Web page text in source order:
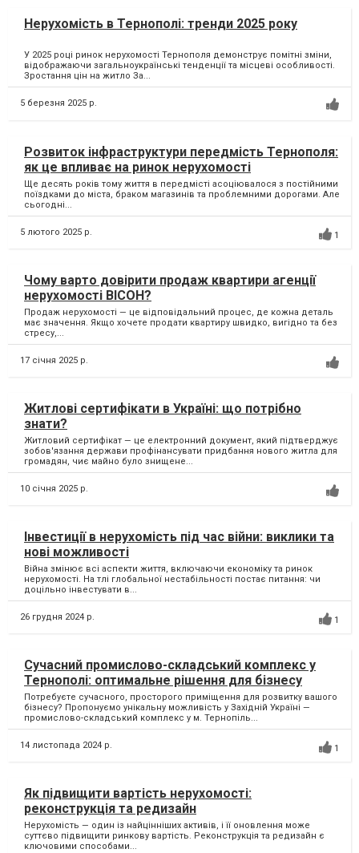
Нерухомість в Тернополі: тренди 2025 року
У 2025 році ринок нерухомості Тернополя демонструє помітні зміни,
відображаючи загальноукраїнські тенденції та місцеві особливості.
Зростання цін на житло За...
5 березня 2025 р.
Розвиток інфраструктури передмість Тернополя:
як це впливає на ринок нерухомості
Ще десять років тому життя в передмісті асоціювалося з постійними
поїздками до міста, браком магазинів та проблемними дорогами. Але
сьогодні...
5 лютого 2025 р. 1
Чому варто довірити продаж квартири агенції
нерухомості ВІСОН?
Продаж нерухомості — це відповідальний процес, де кожна деталь
має значення. Якщо хочете продати квартиру швидко, вигідно та без
стресу,...
17 січня 2025 р.
Житлові сертифікати в Україні: що потрібно
знати?
Житловий сертифікат — це електронний документ, який підтверджує
зобов'язання держави профінансувати придбання нового житла для
громадян, чиє майно було знищене...
10 січня 2025 р.
Інвестиції в нерухомість під час війни: виклики та
нові можливості
Війна змінює всі аспекти життя, включаючи економіку та ринок
нерухомості. На тлі глобальної нестабільності постає питання: чи
доцільно інвестувати в...
26 грудня 2024 р. 1
Сучасний промислово-складський комплекс у
Тернополі: оптимальне рішення для бізнесу
Потребуєте сучасного, просторого приміщення для розвитку вашого
бізнесу? Пропонуємо унікальну можливість у Західній Україні —
промислово-складський комплекс у м. Тернопіль...
14 листопада 2024 р. 1
Як підвищити вартість нерухомості:
реконструкція та редизайн
Нерухомість — один із найцінніших активів, і її оновлення може
суттєво підвищити ринкову вартість. Реконструкція та редизайн є
ключовими способами...